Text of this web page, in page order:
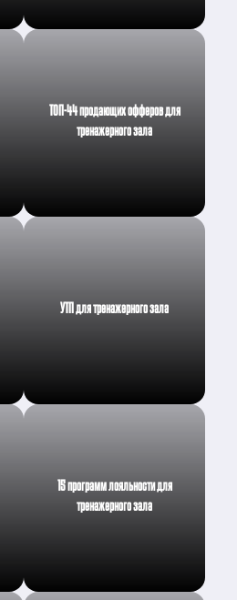
ТОП-44 продающих офферов для
тренажерного зала
УТП для тренажерного зала
15 программ лояльности для
тренажерного зала